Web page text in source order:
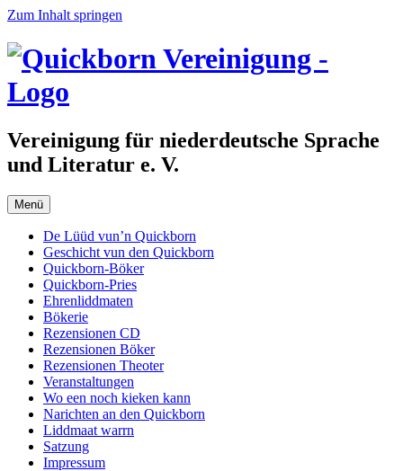
Zum Inhalt springen
Vereinigung für niederdeutsche Sprache
und Literatur e. V.
Menü
De Lüüd vun’n Quickborn
Geschicht vun den Quickborn
Quickborn-Böker
Quickborn-Pries
Ehrenliddmaten
Bökerie
Rezensionen CD
Rezensionen Böker
Rezensionen Theoter
Veranstaltungen
Wo een noch kieken kann
Narichten an den Quickborn
Liddmaat warrn
Satzung
Impressum